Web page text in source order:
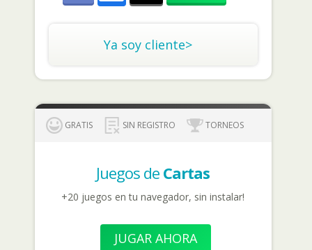
Ya soy cliente>
GRATIS SIN REGISTRO TORNEOS
Juegos de Cartas
+20 juegos en tu navegador, sin instalar!
JUGAR AHORA